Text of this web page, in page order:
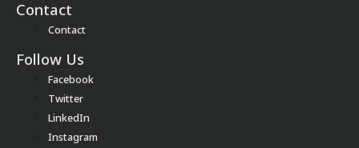
Contact
Contact
Follow Us
Facebook
Twitter
LinkedIn
Instagram